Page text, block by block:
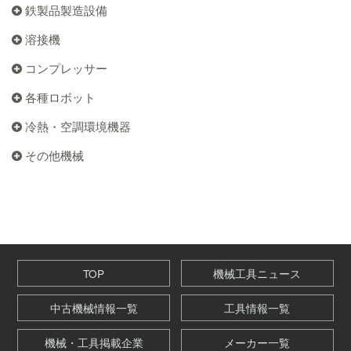
鉄製品製造設備
溶接機
コンプレッサー
各種ロボット
冷熱・空調環境機器
その他機械
TOP 機械工具ニュース
中古機械情報一覧 工具情報一覧
機械・工具掲載企業 メーカー一覧